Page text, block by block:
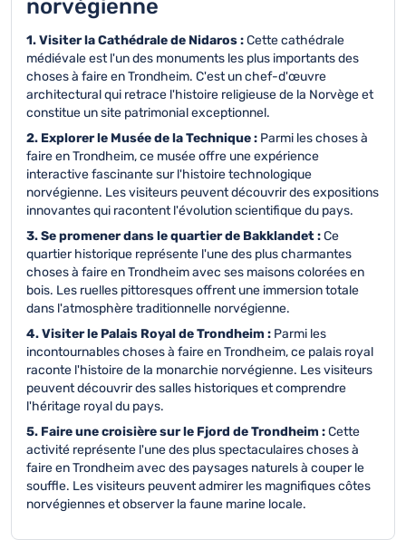
norvégienne
1. Visiter la Cathédrale de Nidaros :Cette cathédrale
médiévale est l'un des monuments les plus importants des
choses à faire en Trondheim. C'est un chef-d'œuvre
architectural qui retrace l'histoire religieuse de la Norvège et
constitue un site patrimonial exceptionnel.
2. Explorer le Musée de la Technique : Parmi les choses à
faire en Trondheim, ce musée offre une expérience
interactive fascinante sur l'histoire technologique
norvégienne. Les visiteurs peuvent découvrir des expositions
innovantes qui racontent l'évolution scientifique du pays.
3. Se promener dans le quartier de Bakklandet :Ce
quartier historique représente l'une des plus charmantes
choses à faire en Trondheim avec ses maisons colorées en
bois. Les ruelles pittoresques offrent une immersion totale
dans l'atmosphère traditionnelle norvégienne.
4. Visiter le Palais Royal de Trondheim : Parmi les
incontournables choses à faire en Trondheim, ce palais royal
raconte l'histoire de la monarchie norvégienne. Les visiteurs
peuvent découvrir des salles historiques et comprendre
l'héritage royal du pays.
5. Faire une croisière sur le Fjord de Trondheim :Cette
activité représente l'une des plus spectaculaires choses à
faire en Trondheim avec des paysages naturels à couper le
souffle. Les visiteurs peuvent admirer les magnifiques côtes
norvégiennes et observer la faune marine locale.